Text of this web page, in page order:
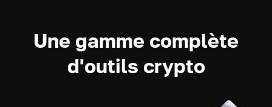
Une gamme complète
d'outils crypto